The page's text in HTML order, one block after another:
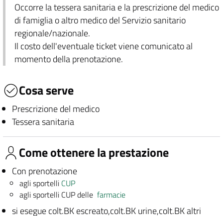
Occorre la tessera sanitaria e la prescrizione del medico
di famiglia o altro medico del Servizio sanitario
regionale/nazionale.
Il costo dell'eventuale ticket viene comunicato al
momento della prenotazione.
Cosa serve
Prescrizione del medico
Tessera sanitaria
Come ottenere la prestazione
Con prenotazione
agli sportelli CUP
agli sportelli CUP dellefarmacie
si esegue colt.BK escreato,colt.BK urine,colt.BK altri